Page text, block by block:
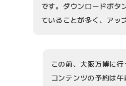
です。ダウンロードボタ
ていることが多く、アッ
この前、大阪万博に
コンテンツの予約は